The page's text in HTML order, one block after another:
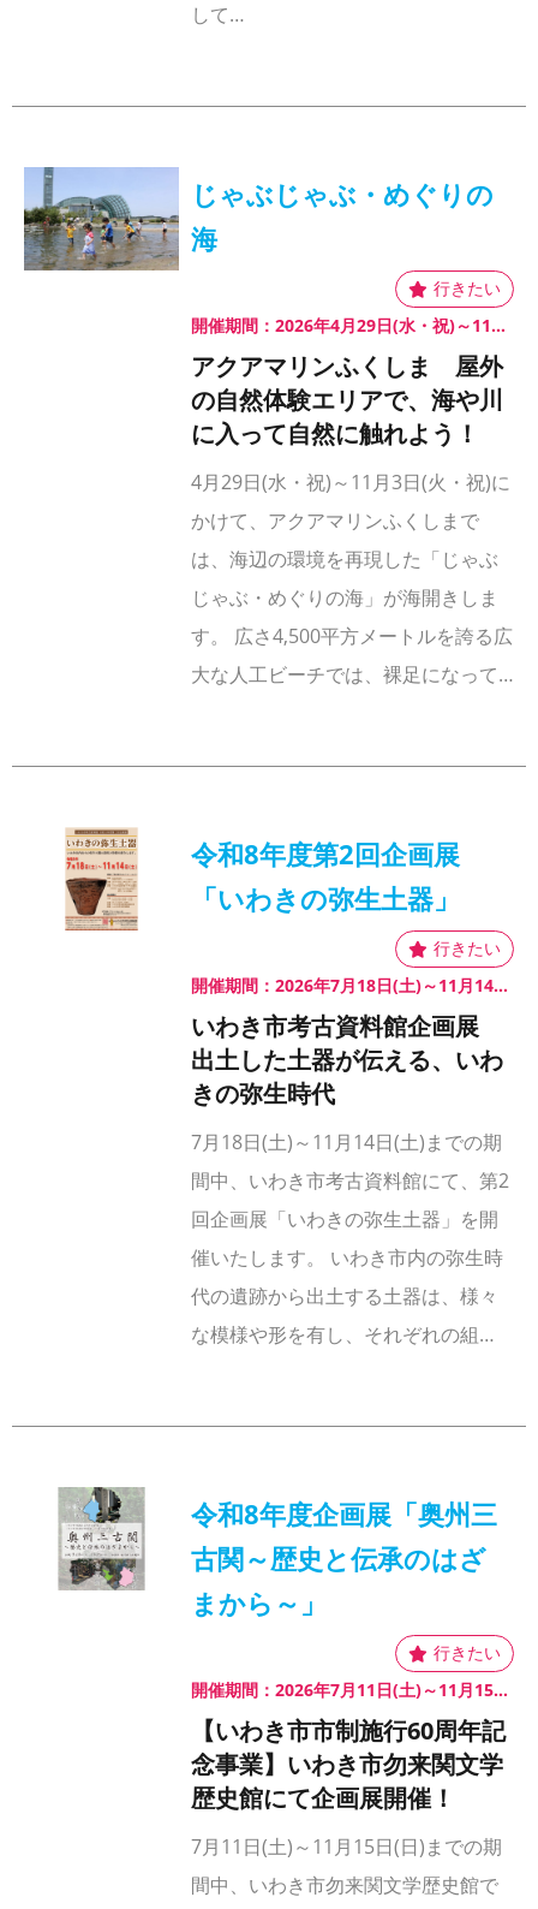
して…
じゃぶじゃぶ・めぐりの
海
開催期間：2026年4月29日(水・祝)～11月3日(火・祝)
アクアマリンふくしま 屋外
の自然体験エリアで、海や川
に入って自然に触れよう！
4月29日(水・祝)～11月3日(火・祝)に
かけて、アクアマリンふくしまで
は、海辺の環境を再現した「じゃぶ
じゃぶ・めぐりの海」が海開きしま
す。 広さ4,500平方メートルを誇る広
大な人工ビーチでは、裸足になって…
令和8年度第2回企画展
「いわきの弥生土器」
開催期間：2026年7月18日(土)～11月14日(土)
いわき市考古資料館企画展
出土した土器が伝える、いわ
きの弥生時代
7月18日(土)～11月14日(土)までの期
間中、いわき市考古資料館にて、第2
回企画展「いわきの弥生土器」を開
催いたします。 いわき市内の弥生時
代の遺跡から出土する土器は、様々
な模様や形を有し、それぞれの組…
令和8年度企画展「奥州三
古関～歴史と伝承のはざ
まから～」
開催期間：2026年7月11日(土)～11月15日(日)
【いわき市市制施行60周年記
念事業】いわき市勿来関文学
歴史館にて企画展開催！
7月11日(土)～11月15日(日)までの期
間中、いわき市勿来関文学歴史館で